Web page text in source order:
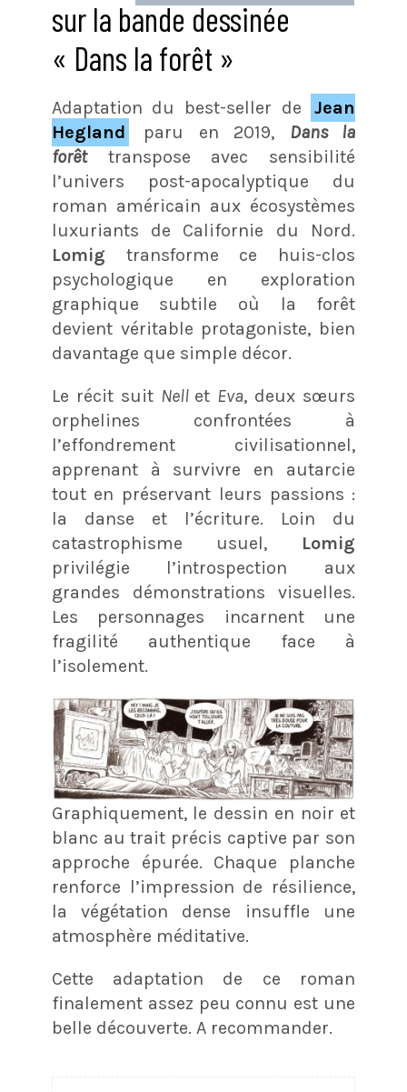
sur la bande dessinée
« Dans la forêt »
Adaptation du best-seller de
Jean
Hegland
paru en 2019, Dans la
forêttranspose avec sensibilité
l’univers post-apocalyptique du
roman américain aux écosystèmes
luxuriants de Californie du Nord.
Lomig transforme ce huis-clos
psychologique en exploration
graphique subtile où la forêt
devient véritable protagoniste, bien
davantage que simple décor.
Le récit suit Nell et Eva, deux sœurs
orphelines confrontées à
l’effondrement civilisationnel,
apprenant à survivre en autarcie
tout en préservant leurs passions :
la danse et l’écriture. Loin du
catastrophisme usuel, Lomig
privilégie l’introspection aux
grandes démonstrations visuelles.
Les personnages incarnent une
fragilité authentique face à
l’isolement.
Graphiquement, le dessin en noir et
blanc au trait précis captive par son
approche épurée. Chaque planche
renforce l’impression de résilience,
la végétation dense insuffle une
atmosphère méditative.
Cette adaptation de ce roman
finalement assez peu connu est une
belle découverte. A recommander.